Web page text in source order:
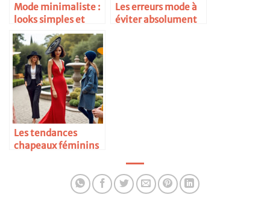
Mode minimaliste :
looks simples et
chics
Les erreurs mode à
éviter absolument
Les tendances
chapeaux féminins